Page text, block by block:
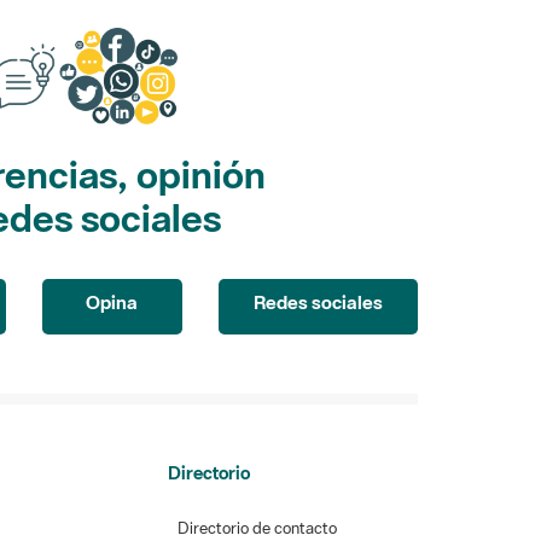
opinión
sociales
Opina Redes sociales
Directorio
Directorio de contacto